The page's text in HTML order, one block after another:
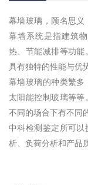
幕墙玻璃，顾名思义
幕墙系统是指建筑
热、节能减排等功能
具有独特的性能与优
幕墙玻璃的种类繁多
太阳能控制玻璃等
不同的场合下有不同
中科检测鉴定所可以
析、负荷分析和产品